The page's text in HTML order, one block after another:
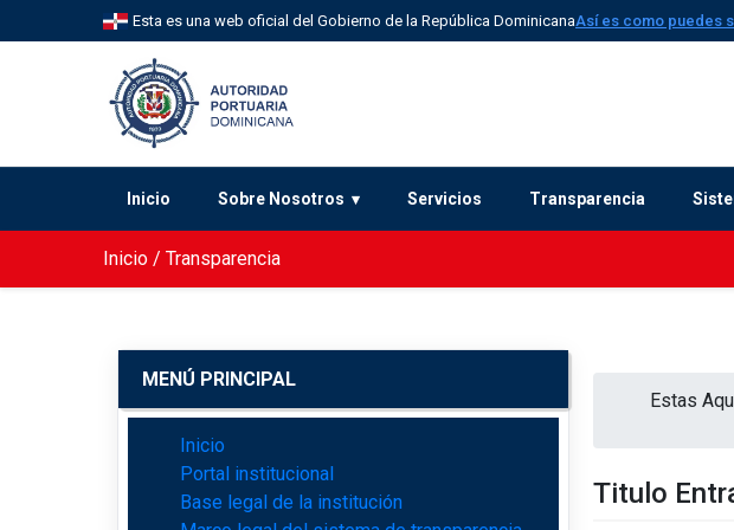
Esta es una web oficial del Gobierno de la República DominicanaAsí es como puedes
Inicio Sobre Nosotros Servicios Transparencia
Inicio / Transparencia
MENÚ PRINCIPAL
Inicio
Portal institucional
Base legal de la institución
Estas
Titulo